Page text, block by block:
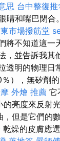
思 台中整復推
睛和嘴巴閉合
市場撥筋堂
將不知道這一
，並告訴我其
透明的物理日
），無矽劑
外燴 推薦 它
亮度來反射
但是它們的
乾燥的皮膚應